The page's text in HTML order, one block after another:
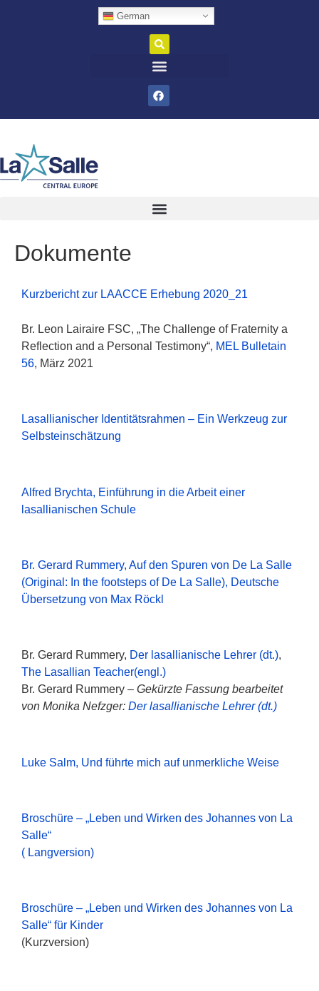
German
Dokumente
Kurzbericht zur LAACCE Erhebung 2020_21
Br. Leon Lairaire FSC, „The Challenge of Fraternity a
Reflection and a Personal Testimony“, MEL Bulletain
56, März 2021
Lasallianischer Identitätsrahmen – Ein Werkzeug zur
Selbsteinschätzung
Alfred Brychta, Einführung in die Arbeit einer
lasallianischen Schule
Br. Gerard Rummery, Auf den Spuren von De La Salle
(Original: In the footsteps of De La Salle), Deutsche
Übersetzung von Max Röckl
Br. Gerard Rummery, Der lasallianische Lehrer (dt.),
The Lasallian Teacher(engl.)
Br. Gerard Rummery – Gekürzte Fassung bearbeitet
von Monika Nefzger: Der lasallianische Lehrer (dt.)
Luke Salm, Und führte mich auf unmerkliche Weise
Broschüre – „Leben und Wirken des Johannes von La
Salle“
( Langversion)
Broschüre – „Leben und Wirken des Johannes von La
Salle“ für Kinder
(Kurzversion)